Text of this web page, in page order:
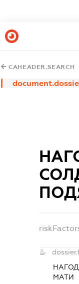
CAHEADER.SEARCH
МАТИ